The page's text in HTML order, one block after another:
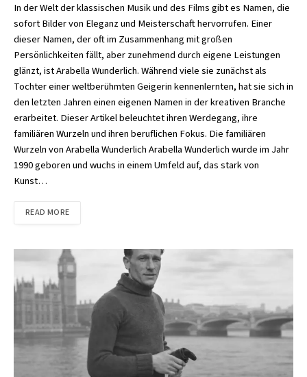
In der Welt der klassischen Musik und des Films gibt es Namen, die
sofort Bilder von Eleganz und Meisterschaft hervorrufen. Einer
dieser Namen, der oft im Zusammenhang mit großen
Persönlichkeiten fällt, aber zunehmend durch eigene Leistungen
glänzt, ist Arabella Wunderlich. Während viele sie zunächst als
Tochter einer weltberühmten Geigerin kennenlernten, hat sie sich in
den letzten Jahren einen eigenen Namen in der kreativen Branche
erarbeitet. Dieser Artikel beleuchtet ihren Werdegang, ihre
familiären Wurzeln und ihren beruflichen Fokus. Die familiären
Wurzeln von Arabella Wunderlich Arabella Wunderlich wurde im Jahr
1990 geboren und wuchs in einem Umfeld auf, das stark von
Kunst…
READ MORE